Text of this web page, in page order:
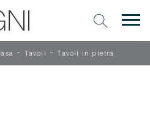
- Tavoli - Tavoli in pietra